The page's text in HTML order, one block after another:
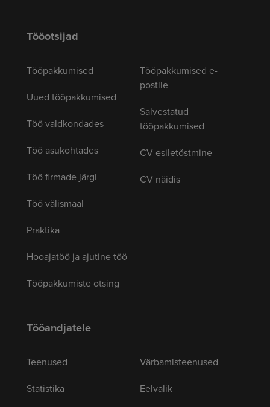
Tööotsijad
Tööpakkumised
Uued tööpakkumised
Töö valdkondades
Töö asukohtades
Töö firmade järgi
Töö välismaal
Praktika
Hooajatöö ja ajutine töö
Tööpakkumiste otsing
Tööpakkumised e-
postile
Salvestatud
tööpakkumised
CV esiletõstmine
CV näidis
Tööandjatele
Teenused
Statistika
Värbamisteenused
Eelvalik